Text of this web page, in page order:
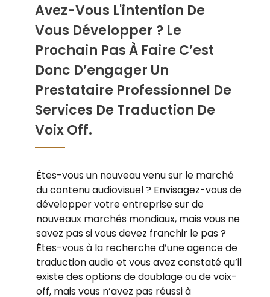
Avez-Vous L'intention De
Vous Développer ? Le
Prochain Pas À Faire C’est
Donc D’engager Un
Prestataire Professionnel De
Services De Traduction De
Voix Off.
Êtes-vous un nouveau venu sur le marché
du contenu audiovisuel ? Envisagez-vous de
développer votre entreprise sur de
nouveaux marchés mondiaux, mais vous ne
savez pas si vous devez franchir le pas ?
Êtes-vous à la recherche d’une agence de
traduction audio et vous avez constaté qu’il
existe des options de doublage ou de voix-
off, mais vous n’avez pas réussi à